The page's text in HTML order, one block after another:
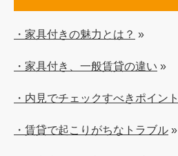
・家具付きの魅力とは？ »
・家具付き、一般賃貸の違い »
・内見でチェックすべきポイント
・賃貸で起こりがちなトラブル »